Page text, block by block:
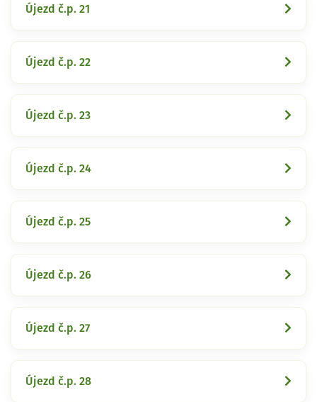
Újezd č.p. 21
Újezd č.p. 22
Újezd č.p. 23
Újezd č.p. 24
Újezd č.p. 25
Újezd č.p. 26
Újezd č.p. 27
Újezd č.p. 28